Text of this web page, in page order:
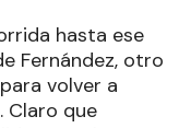
hasta ese
Fernández, otro
volver a
Claro que